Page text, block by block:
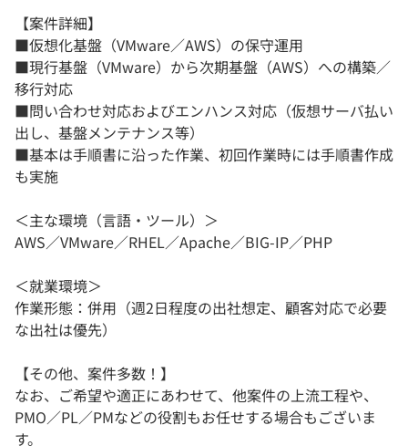
【案件詳細】
■仮想化基盤（VMware／AWS）の保守運用
■現行基盤（VMware）から次期基盤（AWS）への構築／
移行対応
■問い合わせ対応およびエンハンス対応（仮想サーバ払い
出し、基盤メンテナンス等）
■基本は手順書に沿った作業、初回作業時には手順書作成
も実施
＜主な環境（言語・ツール）＞
AWS／VMware／RHEL／Apache／BIG-IP／PHP
＜就業環境＞
作業形態：併用（週2日程度の出社想定、顧客対応で必要
な出社は優先）
【その他、案件多数！】
なお、ご希望や適正にあわせて、他案件の上流工程や、
PMO／PL／PMなどの役割もお任せする場合もございま
す。